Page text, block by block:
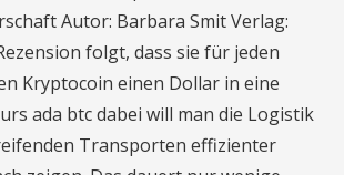
Autor: Barbara Smit Verlag:
folgt, dass sie für jeden
Kryptocoin einen Dollar in eine
ada btc dabei will man die Logistik
Transporten effizienter